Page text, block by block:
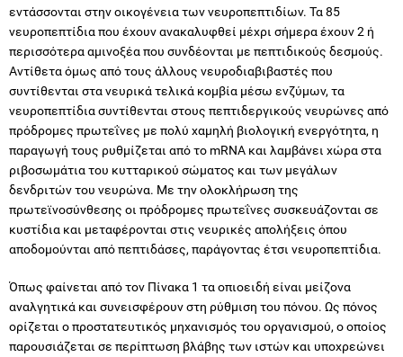
εντάσσονται στην οικογένεια των νευροπεπτιδίων. Τα 85
νευροπεπτίδια που έχουν ανακαλυφθεί μέχρι σήμερα έχουν 2 ή
περισσότερα αμινοξέα που συνδέονται με πεπτιδικούς δεσμούς.
Αντίθετα όμως από τους άλλους νευροδιαβιβαστές που
συντίθενται στα νευρικά τελικά κομβία μέσω ενζύμων, τα
νευροπεπτίδια συντίθενται στους πεπτιδεργικούς νευρώνες από
πρόδρομες πρωτεΐνες με πολύ χαμηλή βιολογική ενεργότητα, η
παραγωγή τους ρυθμίζεται από το mRNA και λαμβάνει χώρα στα
ριβοσωμάτια του κυτταρικού σώματος και των μεγάλων
δενδριτών του νευρώνα. Με την ολοκλήρωση της
πρωτεϊνοσύνθεσης οι πρόδρομες πρωτεΐνες συσκευάζονται σε
κυστίδια και μεταφέρονται στις νευρικές απολήξεις όπου
αποδομούνται από πεπτιδάσες, παράγοντας έτσι νευροπεπτίδια.
Όπως φαίνεται από τον Πίνακα 1 τα οπιοειδή είναι μείζονα
αναλγητικά και συνεισφέρουν στη ρύθμιση του πόνου. Ως πόνος
ορίζεται ο προστατευτικός μηχανισμός του οργανισμού, ο οποίος
παρουσιάζεται σε περίπτωση βλάβης των ιστών και υποχρεώνει